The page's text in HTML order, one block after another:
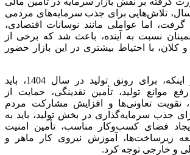
سال، تلاش‌هایی برای جذب سرمایه‌های مردمی
اما عواملی مانند نوسانات اقتصادی،
نسبت به آینده، باعث شد که برخی از
کلان، با احتیاط بیشتری در این بازار حضور
شهریور با تاکید بر اینکه، برای رونق تولید در سال 1404، باید
موانع تولید، تأمین نقدینگی، حمایت از
تقویت تعاونی‌ها و افزایش مشارکت مردم
جذب سرمایه‌گذاری در بخش تولید، باید به
ایجاد فضای کسب‌وکار مناسب، تأمین امنیت
زیرساخت‌ها، آموزش نیروی کار ماهر و
و خارجی توجه کرد.